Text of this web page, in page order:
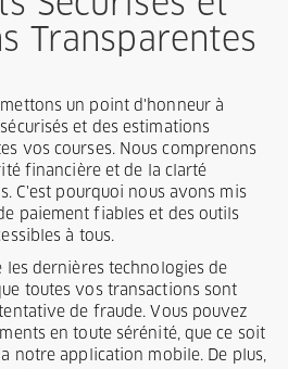
Transparentes
un point d'honneur à
et des estimations
vos courses. Nous comprenons
financière et de la clarté
C'est pourquoi nous avons mis
paiement fiables et des outils
à tous.
dernières technologies de
toutes vos transactions sont
de fraude. Vous pouvez
en toute sérénité, que ce soit
notre application mobile. De plus,